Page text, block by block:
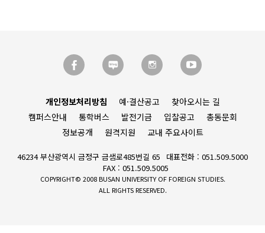
개인정보처리방침 예·결산공고
찾아오시는 길
캠퍼스안내
통학버스 발전기금 입찰공고
총동문회
정보공개
원격지원 교내 주요사이트
46234 부산광역시 금정구 금샘로485번길 65
대표전화 : 051.509.5000
FAX : 051.509.5005
COPYRIGHT© 2008 BUSAN UNIVERSITY OF FOREIGN STUDIES.
ALL RIGHTS RESERVED.